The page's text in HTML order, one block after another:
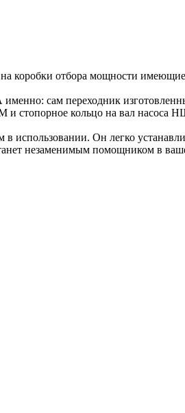
коробки отбора мощности
сам переходник
и стопорное кольцо на вал насоса
использовании. Он легко
незаменимым помощником в